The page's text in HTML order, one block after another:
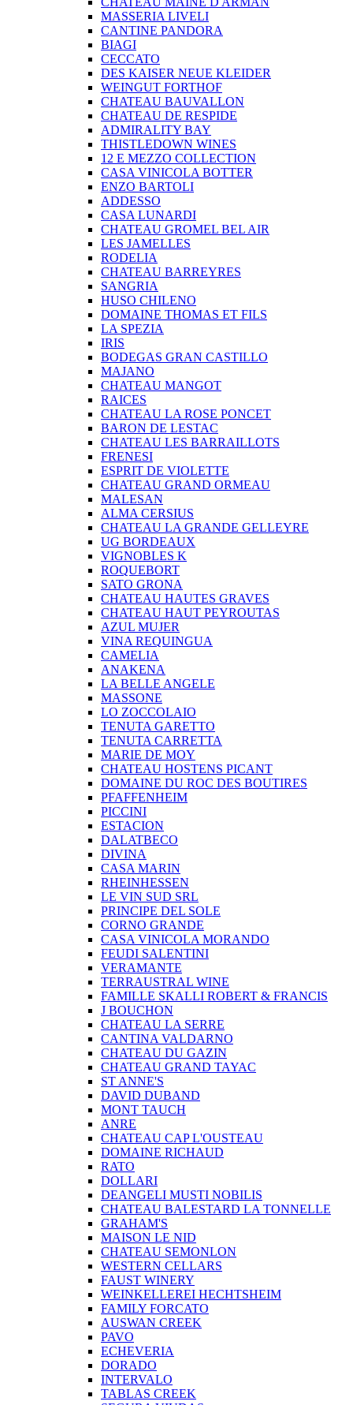
MASSERIA LIVELI
CANTINE PANDORA
BIAGI
CECCATO
DES KAISER NEUE KLEIDER
WEINGUT FORTHOF
CHATEAU BAUVALLON
CHATEAU DE RESPIDE
ADMIRALITY BAY
THISTLEDOWN WINES
12 E MEZZO COLLECTION
CASA VINICOLA BOTTER
ENZO BARTOLI
ADDESSO
CASA LUNARDI
CHATEAU GROMEL BEL AIR
LES JAMELLES
RODELIA
CHATEAU BARREYRES
SANGRIA
HUSO CHILENO
DOMAINE THOMAS ET FILS
LA SPEZIA
IRIS
BODEGAS GRAN CASTILLO
MAJANO
CHATEAU MANGOT
RAICES
CHATEAU LA ROSE PONCET
BARON DE LESTAC
CHATEAU LES BARRAILLOTS
FRENESI
ESPRIT DE VIOLETTE
CHATEAU GRAND ORMEAU
MALESAN
ALMA CERSIUS
CHATEAU LA GRANDE GELLEYRE
UG BORDEAUX
VIGNOBLES K
ROQUEBORT
SATO GRONA
CHATEAU HAUTES GRAVES
CHATEAU HAUT PEYROUTAS
AZUL MUJER
VINA REQUINGUA
CAMELIA
ANAKENA
LA BELLE ANGELE
MASSONE
LO ZOCCOLAIO
TENUTA GARETTO
TENUTA CARRETTA
MARIE DE MOY
CHATEAU HOSTENS PICANT
DOMAINE DU ROC DES BOUTIRES
PFAFFENHEIM
PICCINI
ESTACION
DALATBECO
DIVINA
CASA MARIN
RHEINHESSEN
LE VIN SUD SRL
PRINCIPE DEL SOLE
CORNO GRANDE
CASA VINICOLA MORANDO
FEUDI SALENTINI
VERAMANTE
TERRAUSTRAL WINE
FAMILLE SKALLI ROBERT & FRANCIS
J BOUCHON
CHATEAU LA SERRE
CANTINA VALDARNO
CHATEAU DU GAZIN
CHATEAU GRAND TAYAC
ST ANNE'S
DAVID DUBAND
MONT TAUCH
ANRE
CHATEAU CAP L'OUSTEAU
DOMAINE RICHAUD
RATO
DOLLARI
DEANGELI MUSTI NOBILIS
CHATEAU BALESTARD LA TONNELLE
GRAHAM'S
MAISON LE NID
CHATEAU SEMONLON
WESTERN CELLARS
FAUST WINERY
WEINKELLEREI HECHTSHEIM
FAMILY FORCATO
AUSWAN CREEK
PAVO
ECHEVERIA
DORADO
INTERVALO
TABLAS CREEK